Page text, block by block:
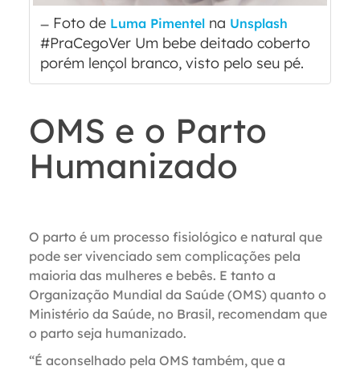
Foto de Luma Pimentel na Unsplash
#PraCegoVer Um bebe deitado coberto
porém lençol branco, visto pelo seu pé.
OMS e o Parto
Humanizado
O parto é um processo fisiológico e natural que
pode ser vivenciado sem complicações pela
maioria das mulheres e bebês. E tanto a
Organização Mundial da Saúde (OMS) quanto o
Ministério da Saúde, no Brasil, recomendam que
o parto seja humanizado.
“É aconselhado pela OMS também, que a